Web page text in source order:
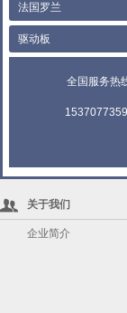
法国罗兰
驱动板
全国服务热
关于我们
企业简介